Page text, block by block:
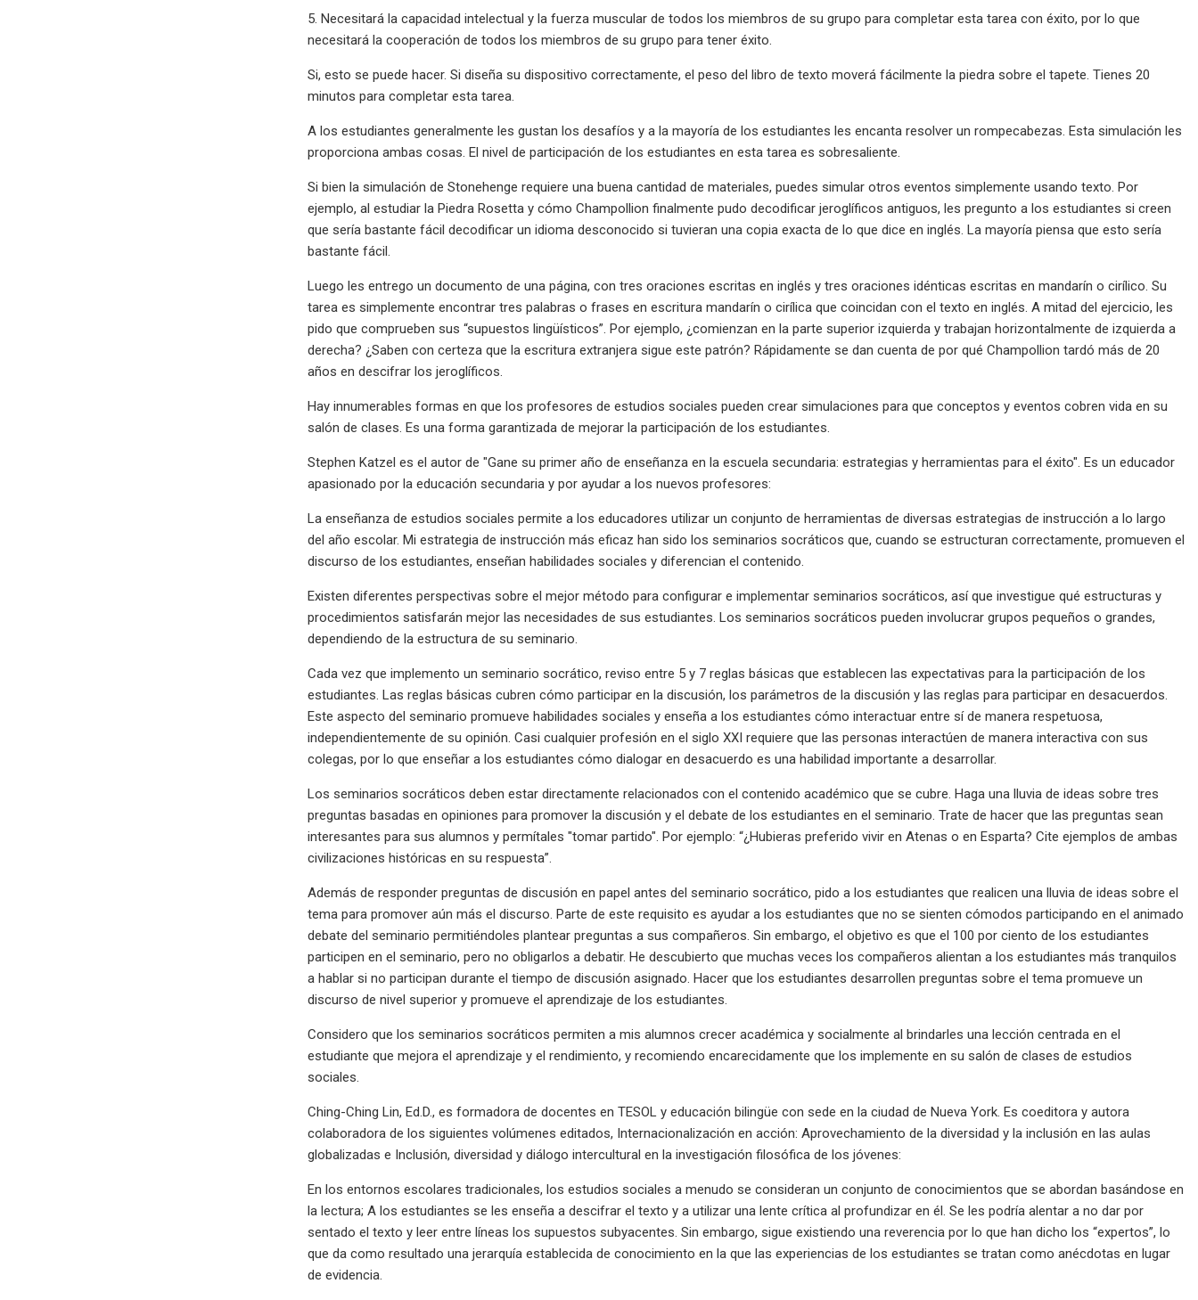
5. Necesitará la capacidad intelectual y la fuerza muscular de todos los miembros de su grupo para completar esta tarea con éxito, por lo que
necesitará la cooperación de todos los miembros de su grupo para tener éxito.
Si, esto se puede hacer. Si diseña su dispositivo correctamente, el peso del libro de texto moverá fácilmente la piedra sobre el tapete. Tienes 20
minutos para completar esta tarea.
A los estudiantes generalmente les gustan los desafíos y a la mayoría de los estudiantes les encanta resolver un rompecabezas. Esta simulación les
proporciona ambas cosas. El nivel de participación de los estudiantes en esta tarea es sobresaliente.
Si bien la simulación de Stonehenge requiere una buena cantidad de materiales, puedes simular otros eventos simplemente usando texto. Por
ejemplo, al estudiar la Piedra Rosetta y cómo Champollion finalmente pudo decodificar jeroglíficos antiguos, les pregunto a los estudiantes si creen
que sería bastante fácil decodificar un idioma desconocido si tuvieran una copia exacta de lo que dice en inglés. La mayoría piensa que esto sería
bastante fácil.
Luego les entrego un documento de una página, con tres oraciones escritas en inglés y tres oraciones idénticas escritas en mandarín o cirílico. Su
tarea es simplemente encontrar tres palabras o frases en escritura mandarín o cirílica que coincidan con el texto en inglés. A mitad del ejercicio, les
pido que comprueben sus “supuestos lingüísticos”. Por ejemplo, ¿comienzan en la parte superior izquierda y trabajan horizontalmente de izquierda a
derecha? ¿Saben con certeza que la escritura extranjera sigue este patrón? Rápidamente se dan cuenta de por qué Champollion tardó más de 20
años en descifrar los jeroglíficos.
Hay innumerables formas en que los profesores de estudios sociales pueden crear simulaciones para que conceptos y eventos cobren vida en su
salón de clases. Es una forma garantizada de mejorar la participación de los estudiantes.
Stephen Katzel es el autor de "Gane su primer año de enseñanza en la escuela secundaria: estrategias y herramientas para el éxito". Es un educador
apasionado por la educación secundaria y por ayudar a los nuevos profesores:
La enseñanza de estudios sociales permite a los educadores utilizar un conjunto de herramientas de diversas estrategias de instrucción a lo largo
del año escolar. Mi estrategia de instrucción más eficaz han sido los seminarios socráticos que, cuando se estructuran correctamente, promueven el
discurso de los estudiantes, enseñan habilidades sociales y diferencian el contenido.
Existen diferentes perspectivas sobre el mejor método para configurar e implementar seminarios socráticos, así que investigue qué estructuras y
procedimientos satisfarán mejor las necesidades de sus estudiantes. Los seminarios socráticos pueden involucrar grupos pequeños o grandes,
dependiendo de la estructura de su seminario.
Cada vez que implemento un seminario socrático, reviso entre 5 y 7 reglas básicas que establecen las expectativas para la participación de los
estudiantes. Las reglas básicas cubren cómo participar en la discusión, los parámetros de la discusión y las reglas para participar en desacuerdos.
Este aspecto del seminario promueve habilidades sociales y enseña a los estudiantes cómo interactuar entre sí de manera respetuosa,
independientemente de su opinión. Casi cualquier profesión en el siglo XXI requiere que las personas interactúen de manera interactiva con sus
colegas, por lo que enseñar a los estudiantes cómo dialogar en desacuerdo es una habilidad importante a desarrollar.
Los seminarios socráticos deben estar directamente relacionados con el contenido académico que se cubre. Haga una lluvia de ideas sobre tres
preguntas basadas en opiniones para promover la discusión y el debate de los estudiantes en el seminario. Trate de hacer que las preguntas sean
interesantes para sus alumnos y permítales "tomar partido". Por ejemplo: “¿Hubieras preferido vivir en Atenas o en Esparta? Cite ejemplos de ambas
civilizaciones históricas en su respuesta”.
Además de responder preguntas de discusión en papel antes del seminario socrático, pido a los estudiantes que realicen una lluvia de ideas sobre el
tema para promover aún más el discurso. Parte de este requisito es ayudar a los estudiantes que no se sienten cómodos participando en el animado
debate del seminario permitiéndoles plantear preguntas a sus compañeros. Sin embargo, el objetivo es que el 100 por ciento de los estudiantes
participen en el seminario, pero no obligarlos a debatir. He descubierto que muchas veces los compañeros alientan a los estudiantes más tranquilos
a hablar si no participan durante el tiempo de discusión asignado. Hacer que los estudiantes desarrollen preguntas sobre el tema promueve un
discurso de nivel superior y promueve el aprendizaje de los estudiantes.
Considero que los seminarios socráticos permiten a mis alumnos crecer académica y socialmente al brindarles una lección centrada en el
estudiante que mejora el aprendizaje y el rendimiento, y recomiendo encarecidamente que los implemente en su salón de clases de estudios
sociales.
Ching-Ching Lin, Ed.D., es formadora de docentes en TESOL y educación bilingüe con sede en la ciudad de Nueva York. Es coeditora y autora
colaboradora de los siguientes volúmenes editados, Internacionalización en acción: Aprovechamiento de la diversidad y la inclusión en las aulas
globalizadas e Inclusión, diversidad y diálogo intercultural en la investigación filosófica de los jóvenes:
En los entornos escolares tradicionales, los estudios sociales a menudo se consideran un conjunto de conocimientos que se abordan basándose en
la lectura; A los estudiantes se les enseña a descifrar el texto y a utilizar una lente crítica al profundizar en él. Se les podría alentar a no dar por
sentado el texto y leer entre líneas los supuestos subyacentes. Sin embargo, sigue existiendo una reverencia por lo que han dicho los “expertos”, lo
que da como resultado una jerarquía establecida de conocimiento en la que las experiencias de los estudiantes se tratan como anécdotas en lugar
de evidencia.